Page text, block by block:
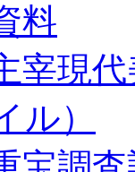
料
宰現
ル）